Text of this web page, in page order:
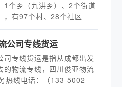
1个乡（九洪乡）、2个街道
，有97个村、28个社区
公司专线货运
司专线货运是指从成都出发
的物流专线，四川俊亚物流
热线电话：（133-5002-